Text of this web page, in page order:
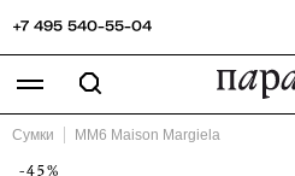
+7 495 540-55-04
Сумки MM6 Maison Margiela
-45%